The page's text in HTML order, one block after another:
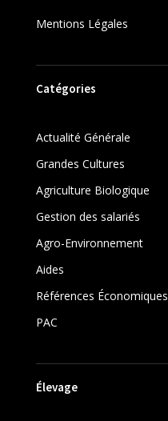
Mentions Légales
Catégories
Actualité Générale
Grandes Cultures
Agriculture Biologique
Gestion des salariés
Agro-Environnement
Aides
Références Économiques
PAC
Élevage